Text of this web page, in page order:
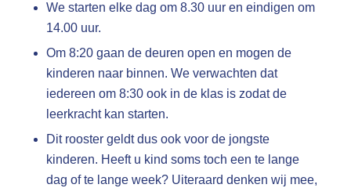
We starten elke dag om 8.30 uur en eindigen om
14.00 uur.
Om 8:20 gaan de deuren open en mogen de
kinderen naar binnen. We verwachten dat
iedereen om 8:30 ook in de klas is zodat de
leerkracht kan starten.
Dit rooster geldt dus ook voor de jongste
kinderen. Heeft u kind soms toch een te lange
dag of te lange week? Uiteraard denken wij mee,